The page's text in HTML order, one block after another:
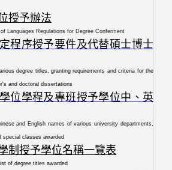
授予辦法
Languages Regulations for Degree Conferment
程序授予要件及代替碩士博士
degree titles, granting requirements and criteria for the
and doctoral dissertations
位學程及專班授予學位中、英
and English names of various university departments,
special classes awarded
制授予學位名稱一覽表
of degree titles awarded